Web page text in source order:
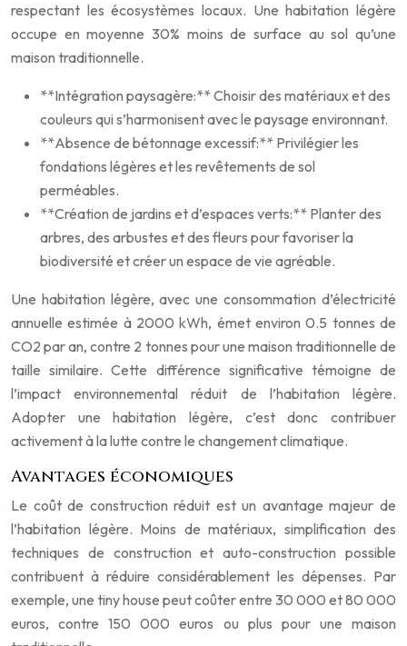
respectant les écosystèmes locaux. Une habitation légère
occupe en moyenne 30% moins de surface au sol qu’une
maison traditionnelle.
**Intégration paysagère:** Choisir des matériaux et des
couleurs qui s’harmonisent avec le paysage environnant.
**Absence de bétonnage excessif:** Privilégier les
fondations légères et les revêtements de sol
perméables.
**Création de jardins et d’espaces verts:** Planter des
arbres, des arbustes et des fleurs pour favoriser la
biodiversité et créer un espace de vie agréable.
Une habitation légère, avec une consommation d’électricité
annuelle estimée à 2000 kWh, émet environ 0.5 tonnes de
CO2 par an, contre 2 tonnes pour une maison traditionnelle de
taille similaire. Cette différence significative témoigne de
l’impact environnemental réduit de l’habitation légère.
Adopter une habitation légère, c’est donc contribuer
activement à la lutte contre le changement climatique.
Avantages économiques
Le coût de construction réduit est un avantage majeur de
l’habitation légère. Moins de matériaux, simplification des
techniques de construction et auto-construction possible
contribuent à réduire considérablement les dépenses. Par
exemple, une tiny house peut coûter entre 30 000 et 80 000
euros, contre 150 000 euros ou plus pour une maison